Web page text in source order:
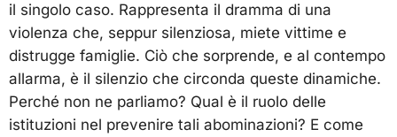
il singolo caso. Rappresenta il dramma di una
violenza che, seppur silenziosa, miete vittime e
distrugge famiglie. Ciò che sorprende, e al contempo
allarma, è il silenzio che circonda queste dinamiche.
Perché non ne parliamo? Qual è il ruolo delle
istituzioni nel prevenire tali abominazioni? E come